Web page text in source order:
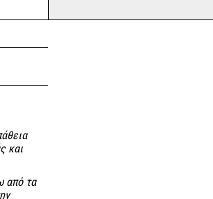
και
από τα